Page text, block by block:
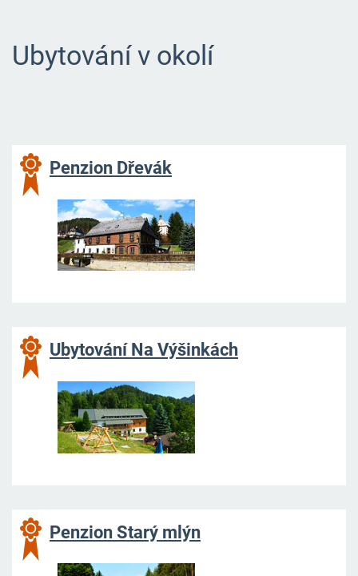
Ubytování v okolí
Penzion Dřevák
Ubytování Na Výšinkách
Penzion Starý mlýn